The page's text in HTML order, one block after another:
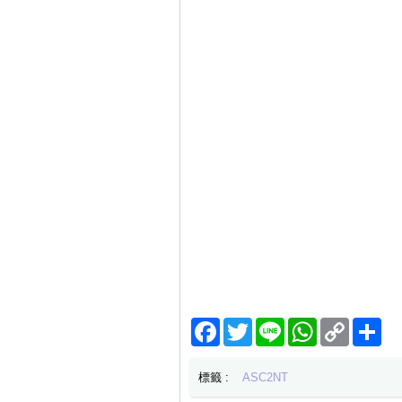
Facebook
TwitterLine WhatsApp
Copy
Link
分
標籤 : ASC2NT